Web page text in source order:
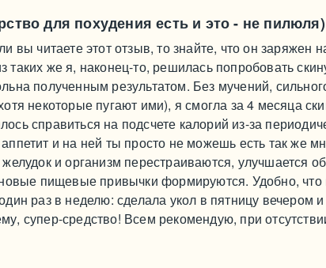
для похудения есть и это - не пилюля)
вы читаете этот отзыв, то знайте, что он заряжен
таких же я, наконец-то, решилась попробовать
полученным результатом. Без мучений,
некоторые пугают ими), я смогла за 4 месяца
справиться на подсчете калорий из-за
и на ней ты просто не можешь есть так же
и организм перестраиваются, улучшается
пищевые привычки формируются. Удобно, что
раз в неделю: сделала укол в пятницу вечером
супер-средство! Всем рекомендую, при